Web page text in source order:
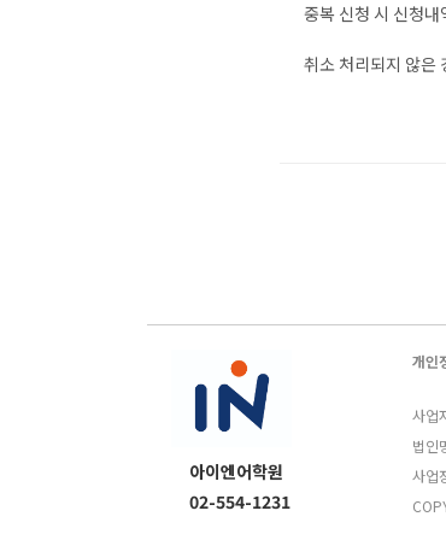
중복 신청 시 신청
취소 처리되지 않은
아이엔어학원
02-554-1231
개인
사업
법인
사업